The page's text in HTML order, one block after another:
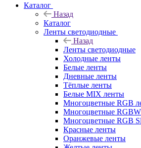
Каталог
Назад
Каталог
Ленты светодиодные
Назад
Ленты светодиодные
Холодные ленты
Белые ленты
Дневные ленты
Тёплые ленты
Белые MIX ленты
Многоцветные RGB
Многоцветные
Многоцветные RGB
Красные ленты
Оранжевые ленты